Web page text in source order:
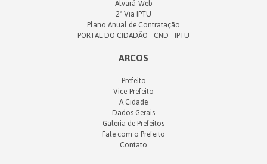
Alvará-Web
2ª Via IPTU
Plano Anual de Contratação
PORTAL DO CIDADÃO - CND - IPTU
ARCOS
Prefeito
Vice-Prefeito
A Cidade
Dados Gerais
Galeria de Prefeitos
Fale com o Prefeito
Contato